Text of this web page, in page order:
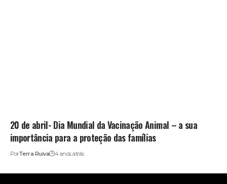
20 de abril- Dia Mundial da Vacinação Animal – a sua
importância para a proteção das famílias
PorTerra Ruiva 4 anos atrás